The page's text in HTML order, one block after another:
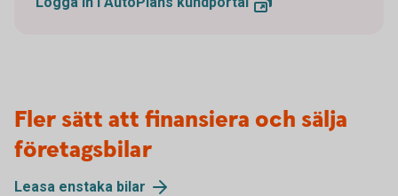
Fler sätt att finansiera och sälja
företagsbilar
Leasa enstaka bilar